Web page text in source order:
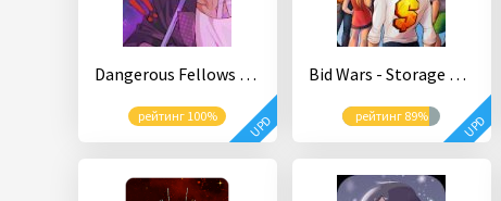
Dangerous Fellows - Romantic Thrillers Otome game
рейтинг 100% UPD
Bid Wars - Storage Auctions and Pawn Shop Tycoon
рейтинг 89% UPD